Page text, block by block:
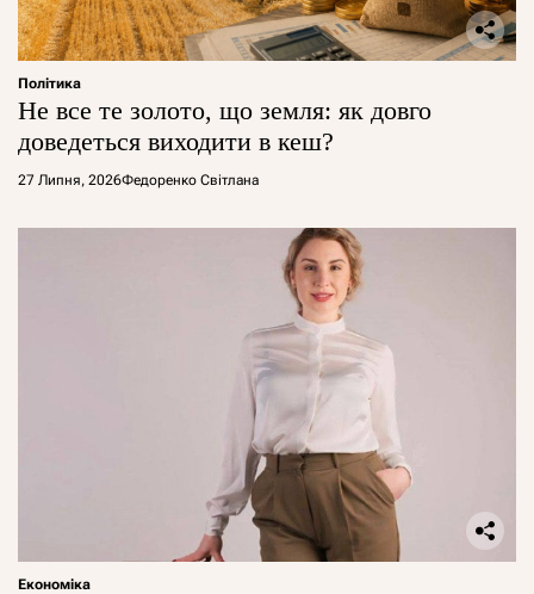
Політика
Не все те золото, що земля: як довго
доведеться виходити в кеш?
27 Липня, 2026Федоренко Світлана
Економіка